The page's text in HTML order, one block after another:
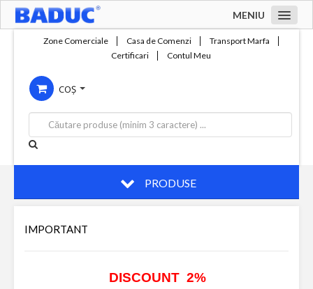
MENIU
Compania
Servicii
Productie
Contact
Zone Comerciale Casa de Comenzi
Transport Marfa
Certificari
Contul Meu
COȘ
PRODUSE
IMPORTANT
DISCOUNT 2%